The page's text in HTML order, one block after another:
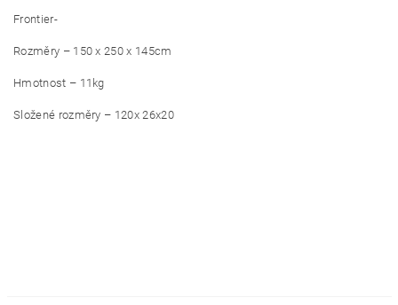
Frontier-
Rozměry – 150 x 250 x 145cm
Hmotnost – 11kg
Složené rozměry – 120x 26x20